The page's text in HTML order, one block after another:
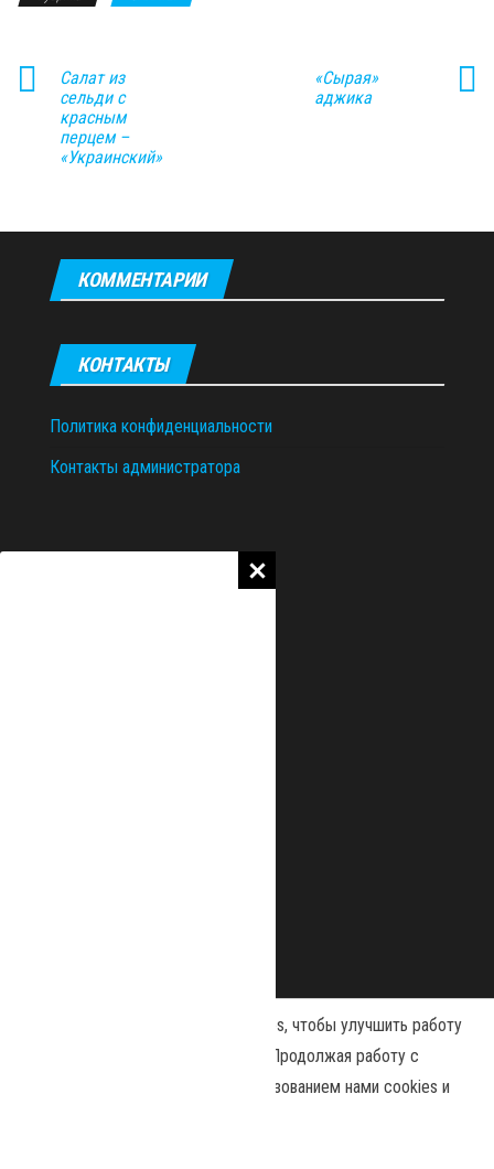
Салат из
сельди с
красным
перцем –
«Украинский»
«Сырая»
аджика
КОММЕНТАРИИ
КОНТАКТЫ
Политика конфиденциальности
Контакты администратора
Наш сайт использует файлы cookies, чтобы улучшить работу
и повысить эффективность сайта. Продолжая работу с
сайтом, вы соглашаетесь с использованием нами cookies и